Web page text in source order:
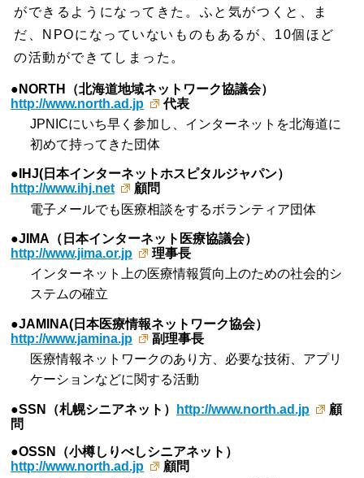
ができるようになってきた。ふと気がつくと、ま
だ、NPOになっていないものもあるが、10個ほど
の活動ができてしまった。
●NORTH（北海道地域ネットワーク協議会）
http://www.north.ad.jp
代表
JPNICにいち早く参加し、インターネットを北海道に
初めて持ってきた団体
●IHJ(日本インターネットホスピタルジャパン）
http://www.ihj.net
顧問
電子メールでも医療相談をするボランティア団体
●JIMA（日本インターネット医療協議会）
http://www.jima.or.jp
理事長
インターネット上の医療情報質向上のための社会的シ
ステムの確立
●JAMINA(日本医療情報ネットワーク協会）
http://www.jamina.jp
副理事長
医療情報ネットワークのあり方、必要な技術、アプリ
ケーションなどに関する活動
●SSN（札幌シニアネット） http://www.north.ad.jp
顧
問
●OSSN（小樽しりべしシニアネット）
http://www.north.ad.jp
顧問